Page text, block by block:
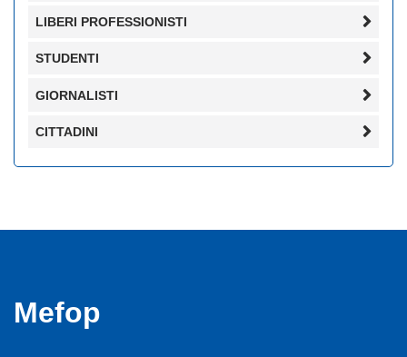
LIBERI PROFESSIONISTI
STUDENTI
GIORNALISTI
CITTADINI
Mefop